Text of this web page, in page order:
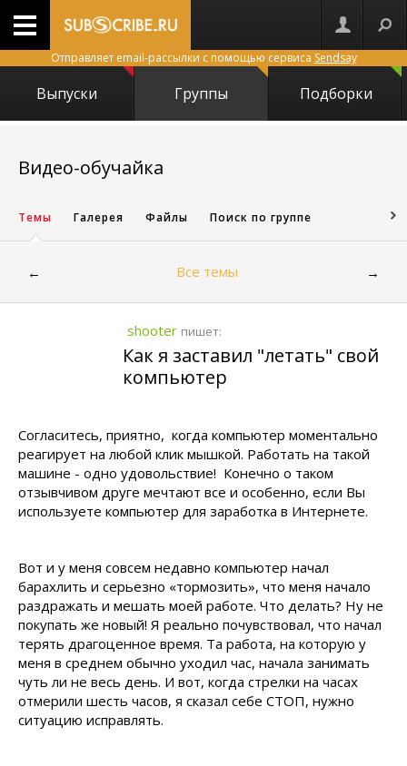
Отправляет email-рассылки с помощью сервиса Sendsay
Выпуски Группы Подборки
Видео-обучайка
Темы Галерея Файлы Поиск по группе
← Все темы →
shooter пишет:
Как я заставил "летать" свой
компьютер
Согласитесь, приятно, когда компьютер моментально
реагирует на любой клик мышкой. Работать на такой
машине - одно удовольствие! Конечно о таком
отзывчивом друге мечтают все и особенно, если Вы
используете компьютер для заработка в Интернете.
Вот и у меня совсем недавно компьютер начал
барахлить и серьезно «тормозить», что меня начало
раздражать и мешать моей работе. Что делать? Ну не
покупать же новый! Я реально почувствовал, что начал
терять драгоценное время. Та работа, на которую у
меня в среднем обычно уходил час, начала занимать
чуть ли не весь день. И вот, когда стрелки на часах
отмерили шесть часов, я сказал себе СТОП, нужно
ситуацию исправлять.